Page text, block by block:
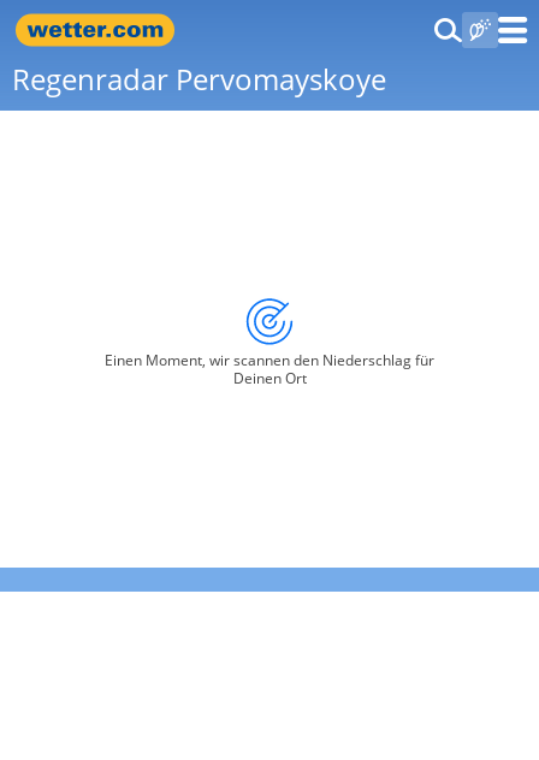
Regenradar Pervomayskoye
Einen Moment, wir scannen den Niederschlag für
Deinen Ort